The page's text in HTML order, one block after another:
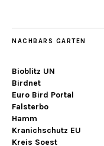
NACHBARS GARTEN
Bioblitz UN
Birdnet
Euro Bird Portal
Falsterbo
Hamm
Kranichschutz EU
Kreis Soest